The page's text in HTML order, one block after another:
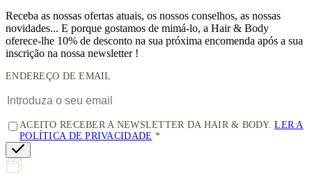
Receba as nossas ofertas atuais, os nossos conselhos, as nossas
novidades... E porque gostamos de mimá-lo, a Hair & Body
oferece-lhe 10% de desconto na sua próxima encomenda após a sua
inscrição na nossa newsletter !
ENDEREÇO DE EMAIL
ACEITO RECEBER A NEWSLETTER DA HAIR & BODY.LER A
POLÍTICA DE PRIVACIDADE